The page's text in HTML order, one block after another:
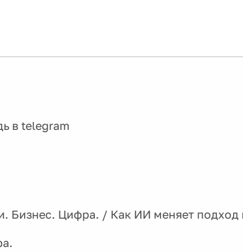
Бизнес. Цифра. / Как ИИ меняет подход